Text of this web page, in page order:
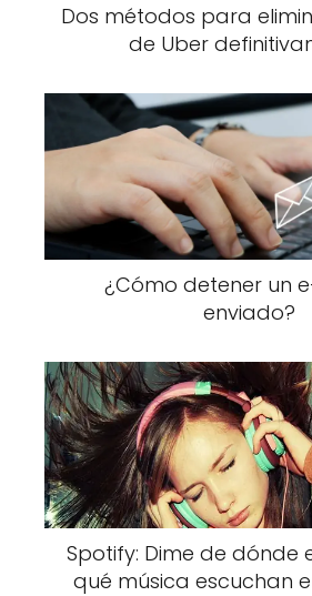
Dos métodos para
de Uber
¿Cómo detener un
enviado?
Spotify: Dime de dónde
qué música escuchan